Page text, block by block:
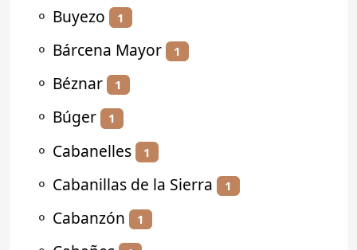
⚬ Buyezo 1
⚬ Bárcena Mayor 1
⚬ Béznar 1
⚬ Búger 1
⚬ Cabanelles 1
⚬ Cabanillas de la Sierra 1
⚬ Cabanzón 1